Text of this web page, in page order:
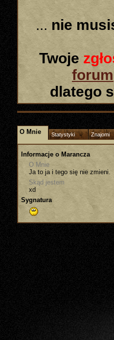
... nie
Twoje
forum
dlatego
O Mnie Statystyki Znajomi
Informacje o Marancza
O Mnie
Ja to ja i tego się nie zmieni.
Skąd jestem
xd
Sygnatura